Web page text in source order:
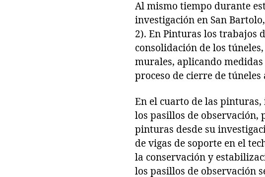
Al mismo tiempo durante
investigación en San
2). En Pinturas los trabajos
consolidación de los
murales, aplicando
proceso de cierre de túneles
En el cuarto de las
los pasillos de
pinturas desde su
de vigas de soporte en el
la conservación y
los pasillos de observación